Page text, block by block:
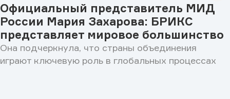
Официальный представитель МИД
России Мария Захарова: БРИКС
представляет мировое большинство
Она подчеркнула, что страны объединения
играют ключевую роль в глобальных процессах